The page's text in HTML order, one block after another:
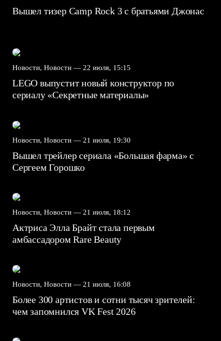
Вышел тизер Camp Rock 3 с братьями Джонас
Новости, Новости — 22 июля, 15:15
LEGO выпустит новый конструктор по
сериалу «Секретные материалы»
Новости, Новости — 21 июля, 19:30
Вышел трейлер сериала «Большая фарма» с
Сергеем Горошко
Новости, Новости — 21 июля, 18:12
Актриса Элла Брайт стала первым
амбассадором Rare Beauty
Новости, Новости — 21 июля, 16:08
Более 300 артистов и сотни тысяч зрителей:
чем запомнился VK Fest 2026